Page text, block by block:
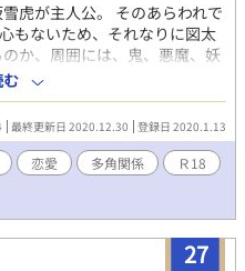
虎が主人公。 そのあらわれで
もないため、それなりに図太
か、周囲には、鬼、悪魔、妖
け継ぐ者たちが集まってい
いるが、周囲の人間はそれ以
と言えば、致命的なまでに伝
関わる中で、主人公は諦めて
れることはできないかと模索
表現あります。そしてあまり
バなど地雷の方は避けてくだ
家になろう」さまでも掲載し
最終更新日 2020.12.30 登録日 2020.1.13
恋愛 多角関係
Ｒ18
27